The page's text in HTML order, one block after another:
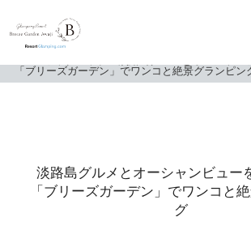
「ブリーズガーデン」でワンコと絶景グランピン
淡路島グルメとオーシャンビュー
「ブリーズガーデン」でワンコと
グ